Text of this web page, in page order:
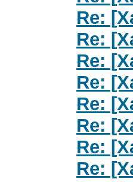
Re:
Re:
Re:
Re:
Re:
Re:
Re:
Re: